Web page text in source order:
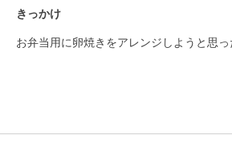
きっかけ
お弁当用に卵焼きをアレンジしようと思っ